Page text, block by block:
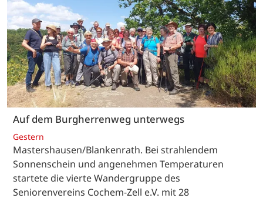
Auf dem Burgherrenweg unterwegs
Gestern
Mastershausen/Blankenrath. Bei strahlendem
Sonnenschein und angenehmen Temperaturen
startete die vierte Wandergruppe des
Seniorenvereins Cochem-Zell e.V. mit 28